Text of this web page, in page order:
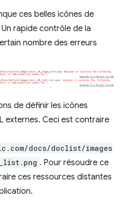
ces belles icônes de
rapide contrôle de la
nombre des erreurs
de définir les icônes
externes. Ceci est contraire
docs/doclist/images
. Pour résoudre ce
ces ressources distantes